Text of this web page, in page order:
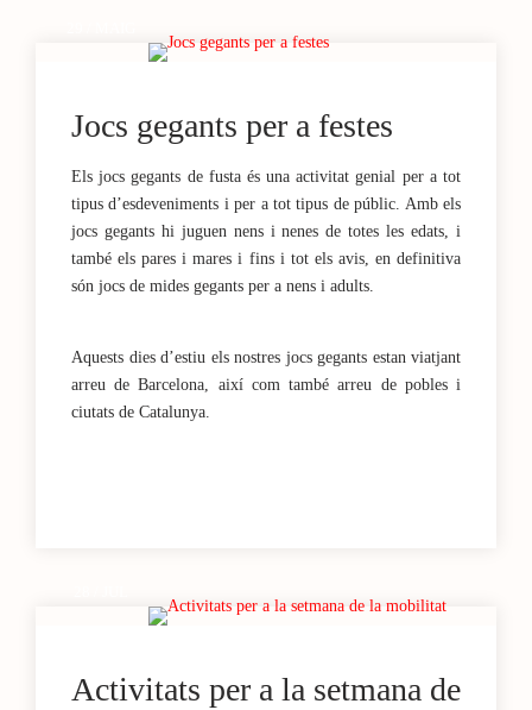
Jocs gegants per a festes
Els jocs gegants de fusta és una activitat genial per a tot
tipus d’esdeveniments i per a tot tipus de públic. Amb els
jocs gegants hi juguen nens i nenes de totes les edats, i
també els pares i mares i fins i tot els avis, en definitiva
són jocs de mides gegants per a nens i adults.
Aquests dies d’estiu els nostres jocs gegants estan viatjant
arreu de Barcelona, així com també arreu de pobles i
ciutats de Catalunya.
Activitats per a la setmana de